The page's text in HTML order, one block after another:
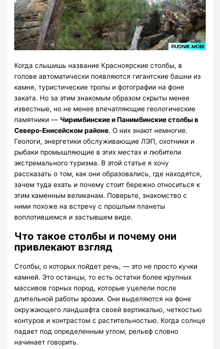
Когда слышишь название Красноярские столбы, в
голове автоматически появляются гигантские башни из
камня, туристические тропы и фотографии на фоне
заката. Но за этим знакомым образом скрыты менее
известные, но не менее впечатляющие геологические
памятники — Чиримбинские и Панимбинские столбы в
Северо-Енисейском районе. О них знают немногие.
Геологи, энергетики обслуживающие ЛЭП, охотники и
рыбаки промышляющие в этих местах и любители
экстремального туризма. В этой статье я хочу
рассказать о том, как они образовались, где находятся,
зачем туда ехать и почему стоит бережно относиться к
этим каменным великанам. Поверьте, знакомство с
ними похоже на встречу с прошлым планеты
воплотившемся и застывшем виде.
Что такое столбы и почему они
привлекают взгляд
Столбы, о которых пойдет речь, — это не просто кучки
камней. Это останцы, то есть остатки более крупных
массивов горных пород, которые уцелели после
длительной работы эрозии. Они выделяются на фоне
окружающего ландшафта своей вертикалью, четкостью
контуров и контрастом с растительностью. Когда солнце
падает под определенным углом, рельеф словно
начинает говорить.